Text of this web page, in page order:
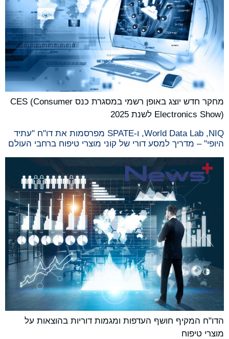
מחקר חדש יוצג באופן רשמי במסגרת כנס CES (Consumer
Electronics Show) לשנת 2025
NIQ, ‏World Data Lab, ו-SPATE מפרסמות את דו"ח "עתיד
היופי" – מדריך למסע דורי של קוני מוצרי טיפוח ברחבי העולם
הדו"ח המקיף חושף העדפות ומגמות דוריות בהוצאות על
מוצרי טיפוח